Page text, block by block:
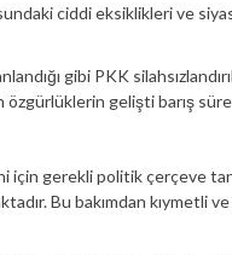
ciddi eksiklikleri ve
gibi PKK
özgürlüklerin gelişti barış
için gerekli politik çerçeve
Bu bakımdan kıymetli